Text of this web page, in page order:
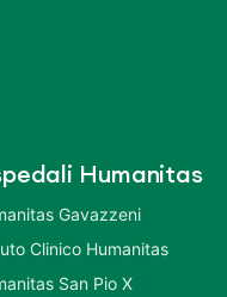
Humanitas
Gavazzeni
Clinico Humanitas
San Pio X